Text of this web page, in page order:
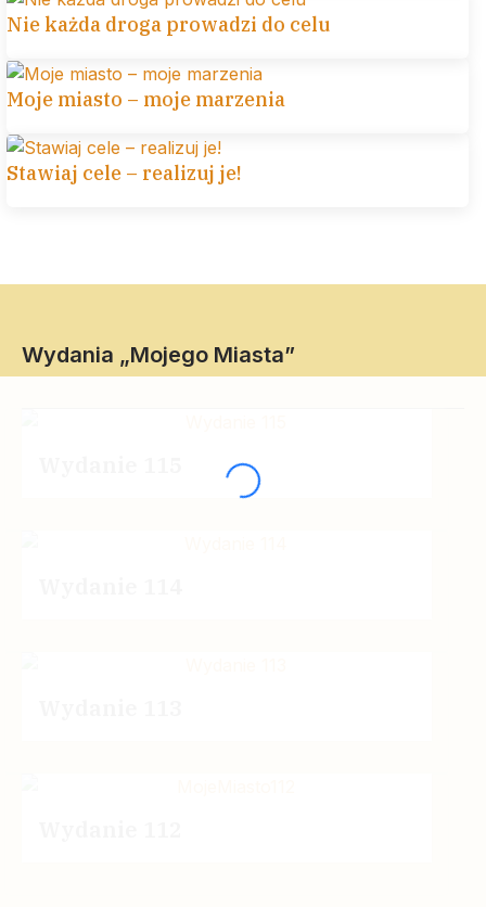
Nie każda droga prowadzi do celu
Moje miasto – moje marzenia
Stawiaj cele – realizuj je!
Wydania „Mojego Miasta”